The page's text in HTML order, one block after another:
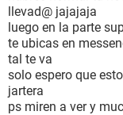
llevad@ jajajaja
luego en la parte
te ubicas en
tal te va
solo espero que
jartera
ps miren a ver y